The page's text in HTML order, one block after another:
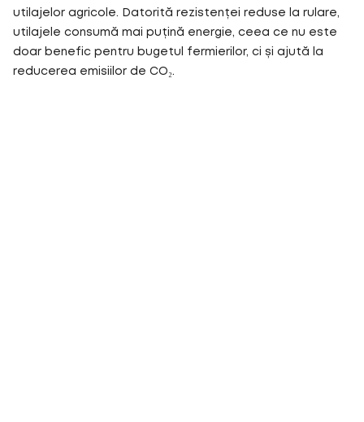
utilajelor agricole. Datorită rezistenței reduse la rulare,
utilajele consumă mai puțină energie, ceea ce nu este
doar benefic pentru bugetul fermierilor, ci și ajută la
reducerea emisiilor de CO₂.